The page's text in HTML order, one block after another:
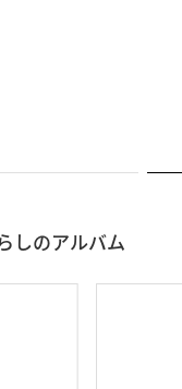
しのアルバム